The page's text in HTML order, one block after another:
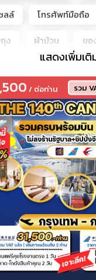
ลล์ โทรศัพท์มือถือ
ง
ผ้าม้วน ขอ
CVD-เพชรโมซาไน
ชุดกีฬาและชุดลำลอ
ละผ้าสิ่งทอ รองเท้า กระ
ปกรณ์การแพทย์ ผลิ
เล่น เสื้อผ้าเด็ก ผลิตภั
ร, ผลิตภัณฑ์ทอผ้า, หวา
กศิลปะ, นาฬิกา, นาฬิ
เฟอร์นิเจอร์
, ชิ้นส่วนอะไหล่, อุปก
แสดงเพิ่มเติ
/ ต่อท่าน รวม